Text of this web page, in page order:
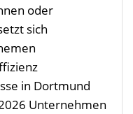
oder
sich
in Dortmund
Unternehmen